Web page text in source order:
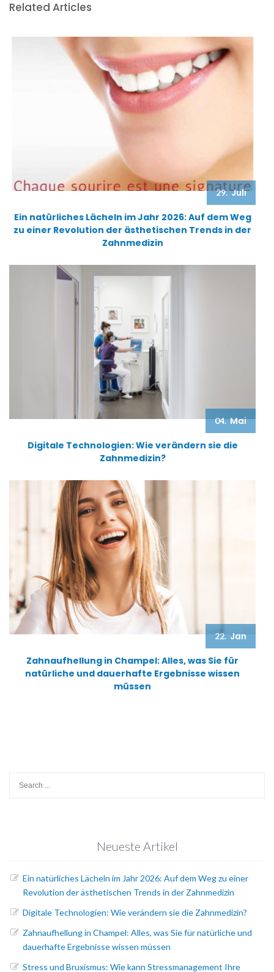
Related Articles
29. Juli
Ein natürliches Lächeln im Jahr 2026: Auf dem Weg
zu einer Revolution der ästhetischen Trends in der
Zahnmedizin
04. Mai
Digitale Technologien: Wie verändern sie die
Zahnmedizin?
22. Jan
Zahnaufhellung in Champel: Alles, was Sie für
natürliche und dauerhafte Ergebnisse wissen
müssen
for:
Neueste Artikel
Ein natürliches Lächeln im Jahr 2026: Auf dem Weg zu einer
Revolution der ästhetischen Trends in der Zahnmedizin
Digitale Technologien: Wie verändern sie die Zahnmedizin?
Zahnaufhellung in Champel: Alles, was Sie für natürliche und
dauerhafte Ergebnisse wissen müssen
Stress und Bruxismus: Wie kann Stressmanagement Ihre